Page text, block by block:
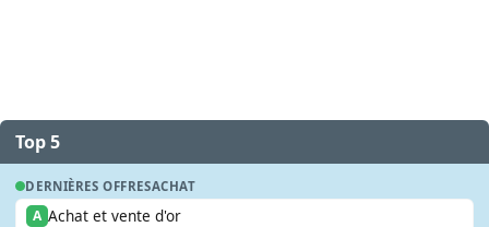
Top 5
DERNIÈRES OFFRESACHAT
A Achat et vente d'or